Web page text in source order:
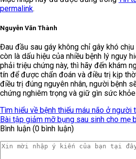
permalink.
Nguyễn Văn Thành
Đau đầu sau gáy không chỉ gây khó
còn là dấu hiệu của nhiều bệnh lý nguy
phải triệu chứng này, thì hãy đến khám
tín để được chẩn đoán và điều trị kịp
điều trị đúng nguyên nhân, người bệnh
chứng nghiêm trọng và giữ gìn sức
Tìm hiểu về bệnh thiếu máu não ở người
Bài tập giảm mỡ bụng sau sinh cho mẹ
Bình luận (0 bình luận)